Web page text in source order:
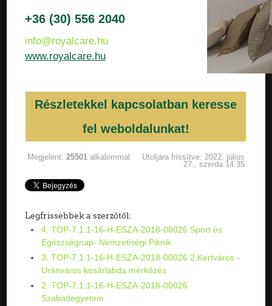
+36 (30) 556 2040
info@royalcare.hu
www.royalcare.hu
Részletekkel kapcsolatban keresse
fel weboldalunkat!
Megjelent:25501 alkalommal
Utoljára frissítve: 2022. július
27., szerda 14:35
Legfrissebbek a szerzőtől:
4. TOP-7.1.1-16-H-ESZA-2018-00026 Sport és
Egészségnap- Nemzetiségi Piknik
3. TOP-7.1.1-16-H-ESZA-2018-00026 2.Kertváros -
Uránváros kosárlabda mérkőzés
2. TOP-7.1.1-16-H-ESZA-2018-00026
Szabadegyetem